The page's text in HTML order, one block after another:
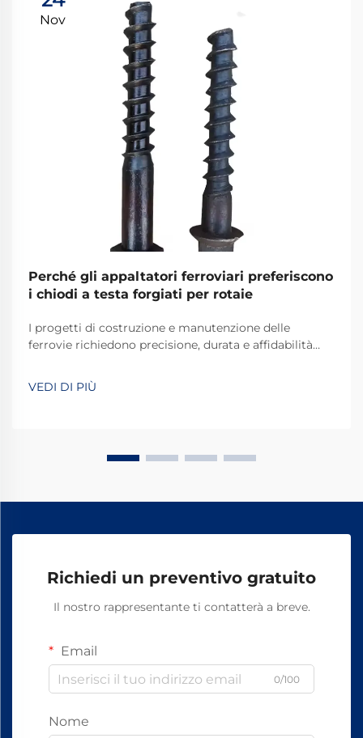
Nov
Perché gli appaltatori ferroviari preferiscono
i chiodi a testa forgiati per rotaie
I progetti di costruzione e manutenzione delle
ferrovie richiedono precisione, durata e affidabilità
elementi di fissaggio fondamentali che assicurano i
binari alle traverse ferroviarie, i chiodi a cane per
VEDI DI PIÙ
Richiedi un preventivo gratuito
Il nostro rappresentante ti contatterà a breve.
Email
0/100
Nome